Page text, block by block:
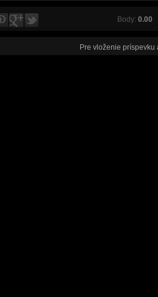
Body: 0.00
Pre vloženie